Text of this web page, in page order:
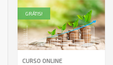
CURSO ONLINE
GRÁTIS!